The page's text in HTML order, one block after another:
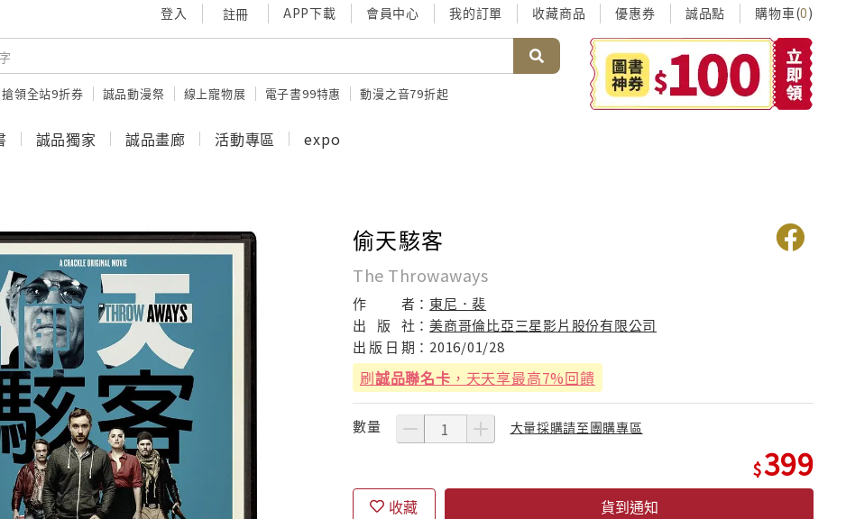
登入 註冊 APP下載 會員中心 我的訂單 收藏商品 優惠券 誠品點 購物車(0)
搶領全站9折券 誠品動漫祭 線上寵物展 電子書99特惠 動漫之音79折起
誠品獨家 誠品畫廊 活動專區 expo
偷天駭客
The Throwaways
作 者： 東尼．裴
出
版 社：美商哥倫比亞三星影片股份有限公司
出 版 日 期： 2016/01/28
刷誠品聯名卡 ，天天享最高7%回饋
數量 大量採購請至團購專區
399
收藏 貨到通知